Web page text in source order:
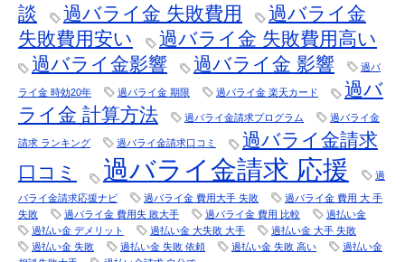
談
過バライ金 失敗費用
過バライ金
失敗費用安い
過バライ金 失敗費用高い
過バライ金影響
過バライ金 影響 過バ
ライ金 時効20年 過バライ金 期限 過バライ金 楽天カード
過バ
ライ金 計算方法
過バライ金請求プログラム 過バライ金
請求 ランキング 過バライ金請求口コミ
過バライ金請求
口コミ
過バライ金請求 応援 過
バライ金請求応援ナビ 過バライ金 費用大手 失敗
過バライ金 費用 大 手
失敗
過バライ金 費用失 敗大手 過バライ金 費用 比較
過払い金
過払い金 デメリット
過払い金 大失敗 大手
過払い金 大手 失敗
過払い金 失敗
過払い金 失敗 依頼 過払い金 失敗 高い
過払い金